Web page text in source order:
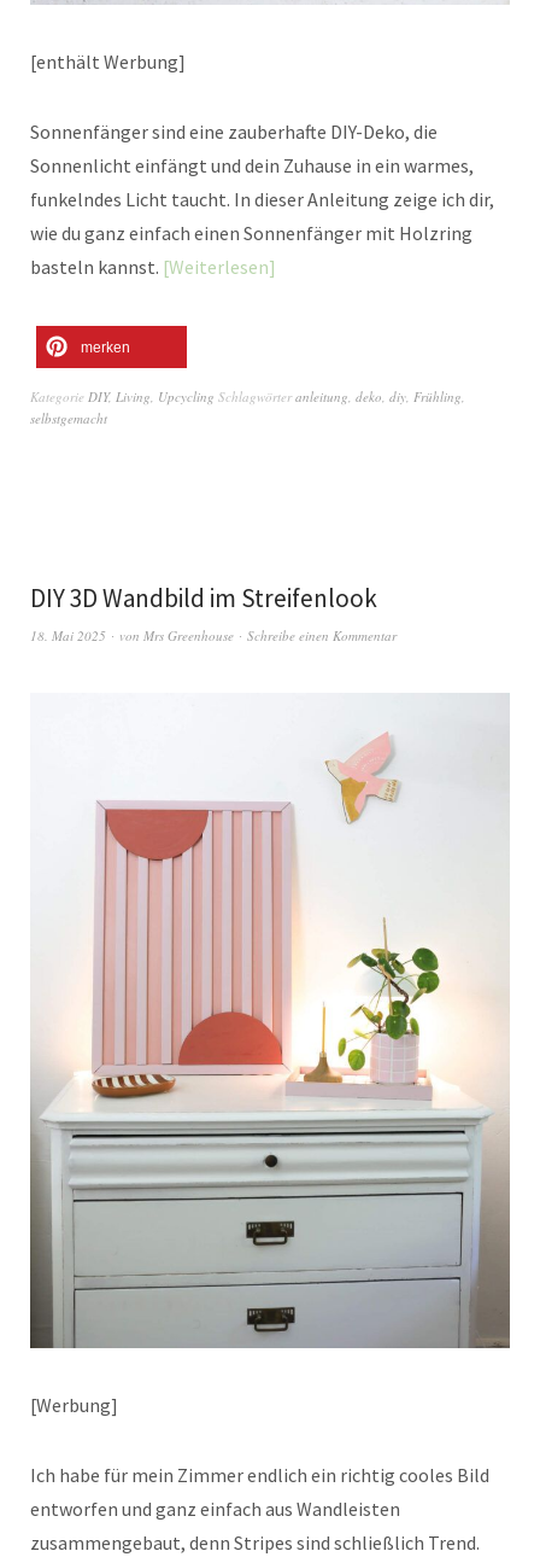
[enthält Werbung]
Sonnenfänger sind eine zauberhafte DIY-Deko, die
Sonnenlicht einfängt und dein Zuhause in ein warmes,
funkelndes Licht taucht. In dieser Anleitung zeige ich dir,
wie du ganz einfach einen Sonnenfänger mit Holzring
basteln kannst. Weiterlesen
merken
Kategorie DIY, Living, Upcycling Schlagwörteranleitung, deko, diy, Frühling,
selbstgemacht
DIY 3D Wandbild im Streifenlook
18. Mai 2025 von Mrs Greenhouse Schreibe einen Kommentar
[Werbung]
Ich habe für mein Zimmer endlich ein richtig cooles Bild
entworfen und ganz einfach aus Wandleisten
zusammengebaut, denn Stripes sind schließlich Trend.